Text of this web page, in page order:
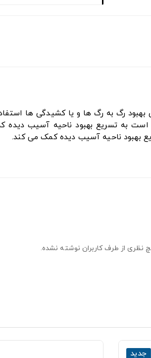
رگ به رگ ها و یا کشیدگی ها
به تسریع بهبود ناحیه آسیب دیده
بهبود ناحیه آسیب دیده کمک می کند.
نظری از طرف کاربران نوشته نشده.
جدید